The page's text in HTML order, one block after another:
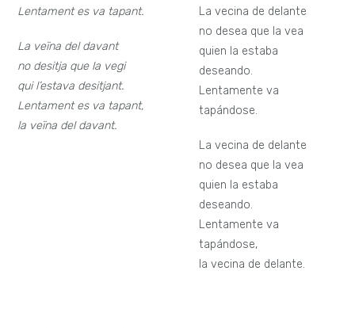
Lentament es va tapant.
La veïna del davant
no desitja que la vegi
qui l’estava desitjant.
Lentament es va tapant,
la veïna del davant.
La vecina de delante
no desea que la vea
quien la estaba
deseando.
Lentamente va
tapándose.
La vecina de delante
no desea que la vea
quien la estaba
deseando.
Lentamente va
tapándose,
la vecina de delante.